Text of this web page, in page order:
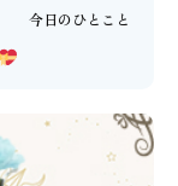
今日のひとこと